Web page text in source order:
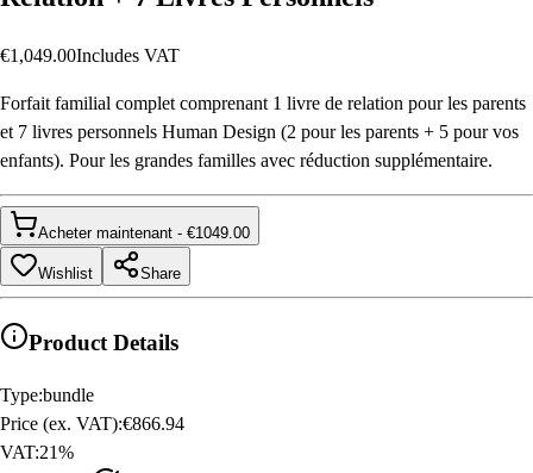
€1,049.00Includes VAT
Forfait familial complet comprenant 1 livre de relation pour les parents
et 7 livres personnels Human Design (2 pour les parents + 5 pour vos
enfants). Pour les grandes familles avec réduction supplémentaire.
Acheter maintenant - €1049.00
Wishlist Share
Product Details
Type:bundle
Price (ex. VAT):€866.94
VAT:21%